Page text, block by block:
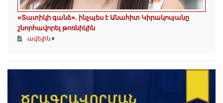
«Տատիկի գանձ». ինչպես է Անահիտ Կիրակոսյանը
շնորհավորել թոռնիկին
ավելին